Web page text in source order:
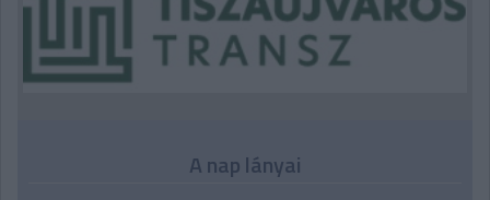
A nap lányai